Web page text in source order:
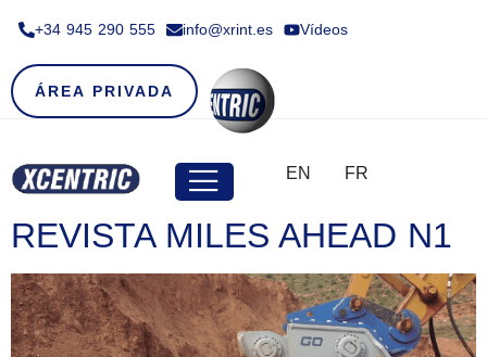
+34 945 290 555​ info@xrint.es Vídeos
ÁREA PRIVADA
EN FR
REVISTA MILES AHEAD N1